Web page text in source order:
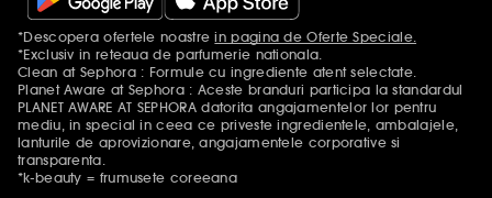
Mentiuni aditionale
*Descopera ofertele noastrein pagina de Oferte Speciale.
*Exclusiv in reteaua de parfumerie nationala.
Clean at Sephora : Formule cu ingrediente atent selectate.
Planet Aware at Sephora : Aceste branduri participa la standardul
PLANET AWARE AT SEPHORA datorita angajamentelor lor pentru
mediu, in special in ceea ce priveste ingredientele, ambalajele,
lanturile de aprovizionare, angajamentele corporative si
transparenta.
*k-beauty = frumusete coreeana